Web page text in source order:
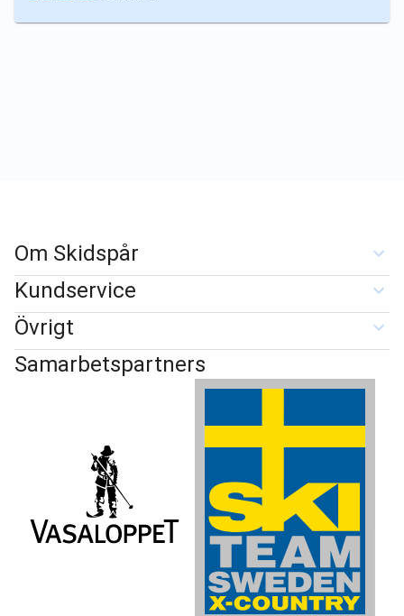
Om Skidspår
Kundservice
Övrigt
Samarbetspartners